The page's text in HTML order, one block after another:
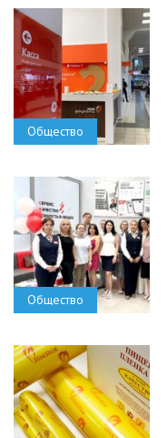
Общество
Общество